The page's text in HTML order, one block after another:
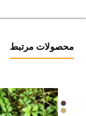
محصولات مرتبط